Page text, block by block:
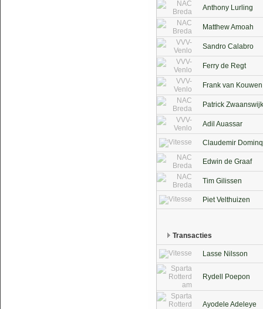
Anthony Lurling
Matthew Amoah
Sandro Calabro
Ferry de Regt
Frank van Kouwen
Patrick Zwaanswijk
Adil Auassar
Claudemir
Edwin de Graaf
Tim Gilissen
Piet Velthuizen
Transacties
Lasse Nilsson
Rydell Poepon
Ayodele Adeleye